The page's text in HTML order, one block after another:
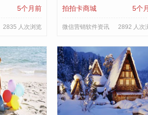
5个月前
2835 人次浏览
拍拍卡商城
5个
微信营销软件资讯 2892 人次